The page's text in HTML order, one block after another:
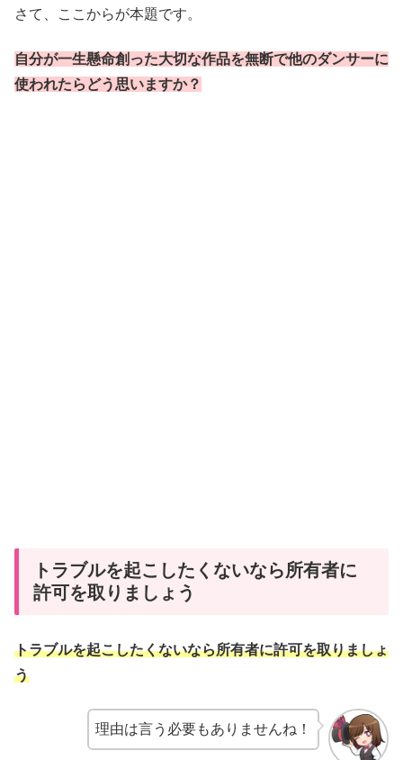
さて、ここからが本題です。
自分が一生懸命創った大切な作品を無断で他のダンサーに
使われたらどう思いますか？
トラブルを起こしたくないなら所有者に
許可を取りましょう
トラブルを起こしたくないなら所有者に許可を取りましょ
う
理由は言う必要もありませんね！